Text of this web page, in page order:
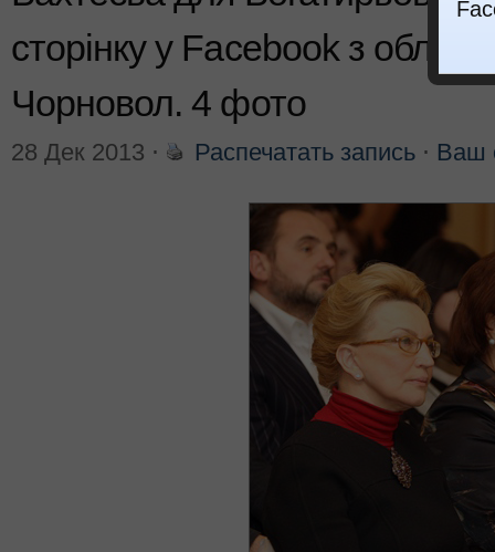
сторінку у Facebook з
Чорновол. 4 фото
28 Дек 2013 ⋅ Распечатать запись ⋅ Ваш